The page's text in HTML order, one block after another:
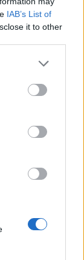
IAB’s List of
it to other
more Google
may click to
party tags to
below Google